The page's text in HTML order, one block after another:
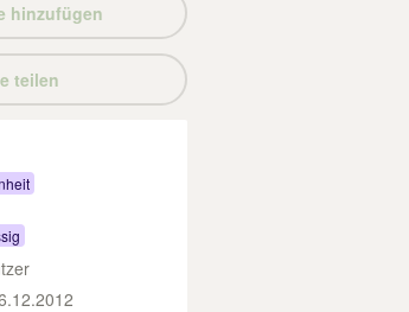
hinzufügen
teilen